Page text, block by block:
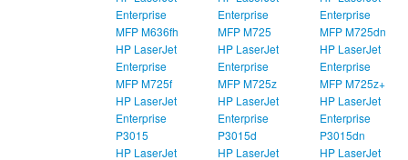
Enterprise
MFP M636fh
Enterprise
MFP M725
Enterprise
MFP M725dn
HP LaserJet
Enterprise
MFP M725f
HP LaserJet
Enterprise
MFP M725z
HP LaserJet
Enterprise
MFP M725z+
HP LaserJet
Enterprise
P3015
HP LaserJet
Enterprise
P3015d
HP LaserJet
Enterprise
P3015dn
HP LaserJet
HP LaserJet
HP LaserJet